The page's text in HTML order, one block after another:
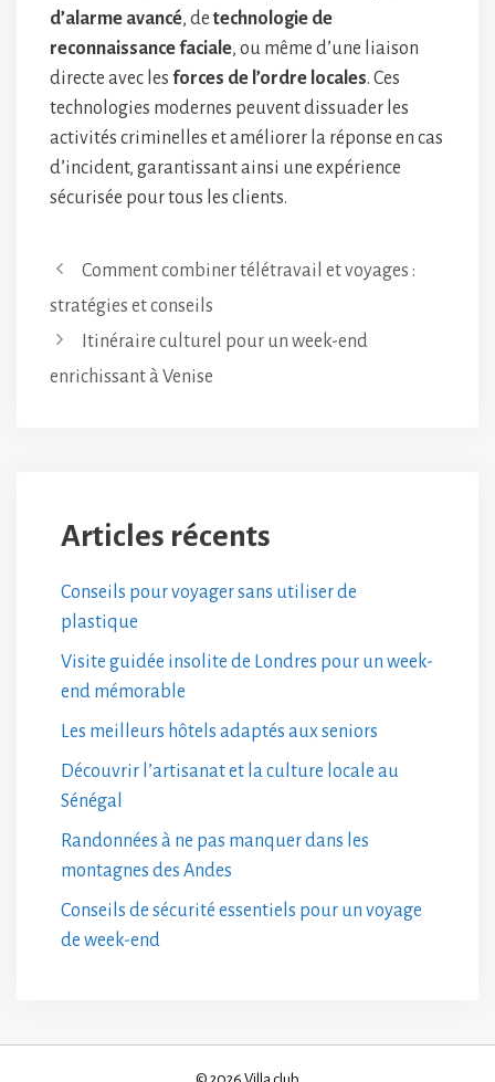
d’alarme avancé, de technologie de
reconnaissance faciale, ou même d’une liaison
directe avec les forces de l’ordre locales. Ces
technologies modernes peuvent dissuader les
activités criminelles et améliorer la réponse en cas
d’incident, garantissant ainsi une expérience
sécurisée pour tous les clients.
Comment combiner télétravail et voyages :
stratégies et conseils
Itinéraire culturel pour un week-end
enrichissant à Venise
Articles récents
Conseils pour voyager sans utiliser de
plastique
Visite guidée insolite de Londres pour un week-
end mémorable
Les meilleurs hôtels adaptés aux seniors
Découvrir l’artisanat et la culture locale au
Sénégal
Randonnées à ne pas manquer dans les
montagnes des Andes
Conseils de sécurité essentiels pour un voyage
de week-end